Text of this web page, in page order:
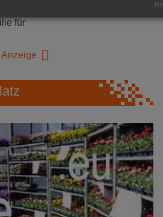
für
Anzeige